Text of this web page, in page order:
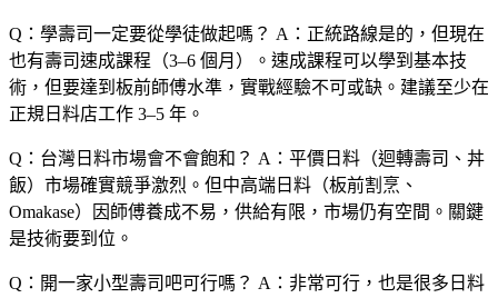
Q：學壽司一定要從學徒做起嗎？ A：正統路線是的，但現在
也有壽司速成課程（3–6 個月）。速成課程可以學到基本技
術，但要達到板前師傅水準，實戰經驗不可或缺。建議至少在
正規日料店工作 3–5 年。
Q：台灣日料市場會不會飽和？ A：平價日料（迴轉壽司、丼
飯）市場確實競爭激烈。但中高端日料（板前割烹、
Omakase）因師傅養成不易，供給有限，市場仍有空間。關鍵
是技術要到位。
Q：開一家小型壽司吧可行嗎？ A：非常可行，也是很多日料